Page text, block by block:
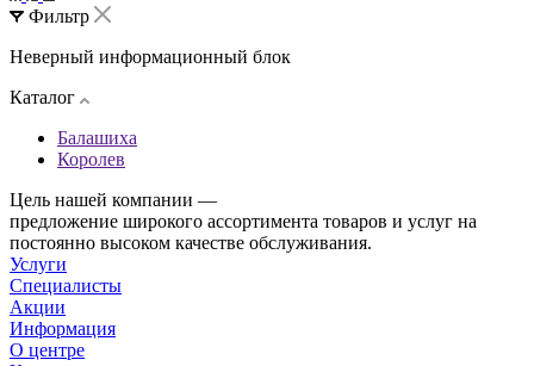
Фильтр
Неверный информационный блок
Каталог
Балашиха
Королев
Цель нашей компании —
предложение широкого ассортимента товаров и услуг на
постоянно высоком качестве обслуживания.
Услуги
Специалисты
Акции
Информация
О центре